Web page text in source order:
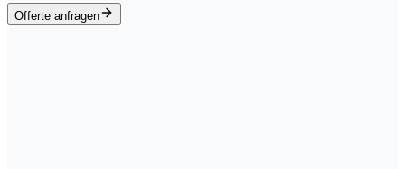
Offerte anfragen